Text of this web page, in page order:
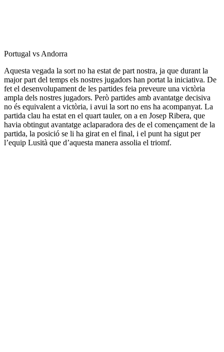
Portugal vs Andorra
Aquesta vegada la sort no ha estat de part nostra, ja que durant la
major part del temps els nostres jugadors han portat la iniciativa. De
fet el desenvolupament de les partides feia preveure una victòria
ampla dels nostres jugadors. Però partides amb avantatge decisiva
no és equivalent a victòria, i avui la sort no ens ha acompanyat. La
partida clau ha estat en el quart tauler, on a en Josep Ribera, que
havia obtingut avantatge aclaparadora des de el començament de la
partida, la posició se li ha girat en el final, i el punt ha sigut per
l’equip Lusità que d’aquesta manera assolia el triomf.